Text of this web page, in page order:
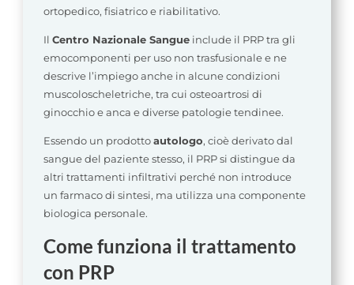
ortopedico, fisiatrico e riabilitativo.
Il Centro Nazionale Sangueinclude il PRP tra gli
emocomponenti per uso non trasfusionale e ne
descrive l’impiego anche in alcune condizioni
muscoloscheletriche, tra cui osteoartrosi di
ginocchio e anca e diverse patologie tendinee.
Essendo un prodottoautologo, cioè derivato dal
sangue del paziente stesso, il PRP si distingue da
altri trattamenti infiltrativi perché non introduce
un farmaco di sintesi, ma utilizza una componente
biologica personale.
Come funziona il trattamento
con PRP